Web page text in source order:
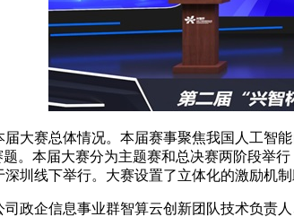
大赛总体情况。本届赛事聚焦我国人工智
。本届大赛分为主题赛和总决赛两阶段举
圳线下举行。大赛设置了立体化的激励机
政企信息事业群智算云创新团队技术负责